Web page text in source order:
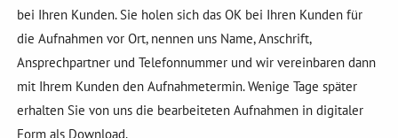
bei Ihren Kunden. Sie holen sich das OK bei Ihren Kunden für
die Aufnahmen vor Ort, nennen uns Name, Anschrift,
Ansprechpartner und Telefonnummer und wir vereinbaren dann
mit Ihrem Kunden den Aufnahmetermin. Wenige Tage später
erhalten Sie von uns die bearbeiteten Aufnahmen in digitaler
Form als Download.